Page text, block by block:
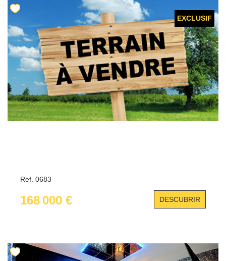
EXCLUSIF
Ref. 0683
168 000 € DESCUBRIR